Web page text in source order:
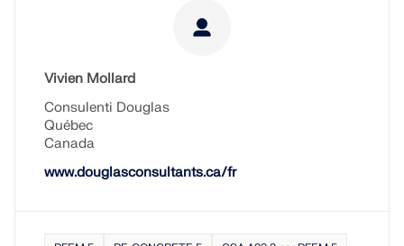
Vivien Mollard
Consulenti Douglas
Québec
Canada
www.douglasconsultants.ca/fr